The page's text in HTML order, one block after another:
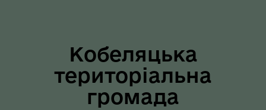
Кобеляцька
територіальна
громада